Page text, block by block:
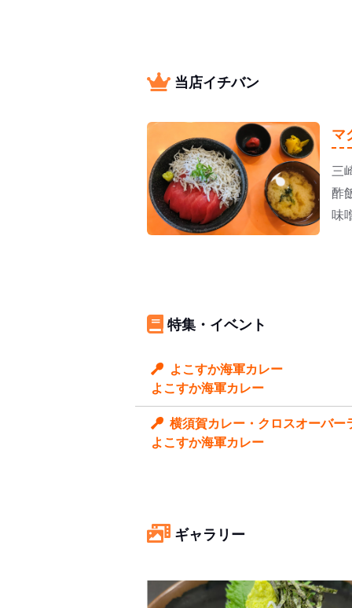
当店イチバン
マ
三
酢
味
特集・イベント
よこすか海軍カレー
よこすか海軍カレー
横須賀カレー・クロスオーバ
よこすか海軍カレー
ギャラリー